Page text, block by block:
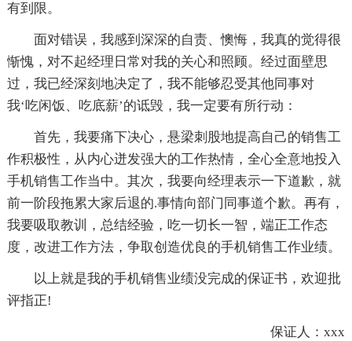
有到限。
面对错误，我感到深深的自责、懊悔，我真的觉得很
惭愧，对不起经理日常对我的关心和照顾。经过面壁思
过，我已经深刻地决定了，我不能够忍受其他同事对
我‘吃闲饭、吃底薪’的诋毁，我一定要有所行动：
首先，我要痛下决心，悬梁刺股地提高自己的销售工
作积极性，从内心迸发强大的工作热情，全心全意地投入
手机销售工作当中。其次，我要向经理表示一下道歉，就
前一阶段拖累大家后退的.事情向部门同事道个歉。再有，
我要吸取教训，总结经验，吃一切长一智，端正工作态
度，改进工作方法，争取创造优良的手机销售工作业绩。
以上就是我的手机销售业绩没完成的保证书，欢迎批
评指正!
保证人：xxx